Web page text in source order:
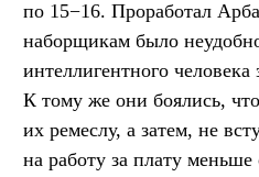
по 15−16. Проработал
наборщикам было
интеллигентного
К тому же они боялись,
их ремеслу, а затем, не
на работу за плату